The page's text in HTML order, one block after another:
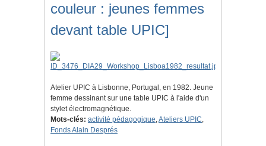
couleur : jeunes femmes
devant table UPIC]
Atelier UPIC à Lisbonne, Portugal, en 1982. Jeune
femme dessinant sur une table UPIC à l'aide d'un
stylet électromagnétique.
Mots-clés: activité pédagogique,Ateliers UPIC,
Fonds Alain Després